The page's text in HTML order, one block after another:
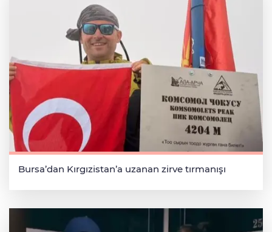
Bursa’dan Kırgızistan’a uzanan zirve tırmanışı